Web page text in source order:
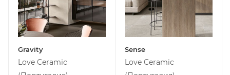
Gravity
Love Ceramic
Sense
Love Ceramic